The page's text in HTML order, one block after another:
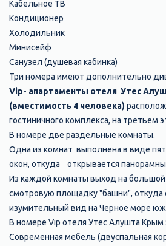
Кабельное ТВ
Кондиционер
Холодильник
Минисейф
Санузел (душевая кабинка)
Три номера имеют дополнительно
Vip- апартаменты отеля Утес
(вместимость 4 человека)
гостиничного комплекса, на третьем
В номере две раздельные комнаты.
Одна из комнат выполнена в виде
окон, откуда
открывается
Из каждой комнаты выход на большой
смотровую площадку "башни", откуда
изумительный вид на Черное море
В номере Vip отеля Утес Алушта Крым :
Современная мебель (двуспальная